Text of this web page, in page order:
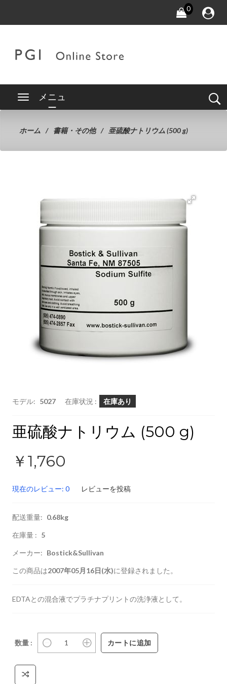
0
メニュ
ー
ホーム 書籍・その他 亜硫酸ナトリウム (500 g)
モデル: 5027 在庫状況 : 在庫あり
亜硫酸ナトリウム (500 g)
￥1,760
現在のレビュー: 0 レビューを投稿
配送重量: 0.68kg
在庫量 : 5
メーカー: Bostick&Sullivan
この商品は2007年05月16日(水)に登録されました。
EDTAとの混合液でプラチナプリントの洗浄液として。
数量 :